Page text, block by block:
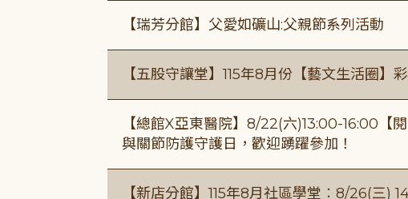
【瑞芳分館】父愛如礦山:父親節系列活動
【五股守讓堂】115年8月份【藝文生活圈】
【總館X亞東醫院】8/22(六)13:00-16:00【
與關節防護守護日，歡迎踴躍參加！
【新店分館】115年8月社區學堂︰8/26(三)